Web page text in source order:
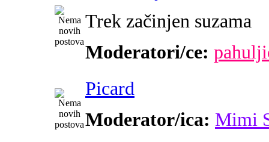
Trek začinjen suzama
Moderatori/ce:
Picard
Moderator/ica: Mimi